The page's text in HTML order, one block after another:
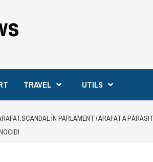
TRAVEL UTILS
ÎN PARLAMENT / ARAFAT A